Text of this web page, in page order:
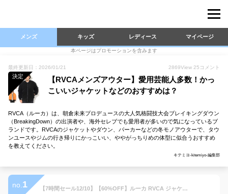
メンズ キッズ レディース マイページ
本ページはプロモーションを含みます
最終更新日：2026/01/21 2869View 25 コメント
決定
【RVCAメンズアウター】愛用芸能人多数！かっ
こいいジャケットなどのおすすめは？
RVCA（ルーカ）は、朝倉未来プロデュースの大人気格闘技大会ブレイキングダウン
（BreakingDown）の出演者や、海外セレブでも愛用者が多いので気になっているブ
ランドです。RVCAのジャケットやダウン、パーカーなどの冬モノアウターで、タウ
ンユースやジムの行き帰りにかっこいい、ややがっちりめの体型に似合うおすすめ
を教えてください。
キテミヨ-kitemiyo-編集部
no. 1 【7時間セール12/10】【60%OFF】ルーカ RVCA ジャケット メンズ 21FW ホス エムエーワン リバーシブル ( RVCA 21FW Hoth MA-1 Reversible JKT フライトジャケット フリースジャケット MA1 MA 1 JACKET JAKET アウター ジャンパー・ブルゾン メンズ 男性用 BB042-761 )